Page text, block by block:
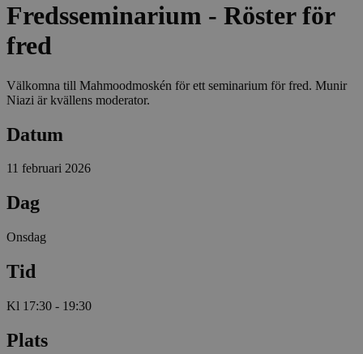
Fredsseminarium - Röster för
fred
Välkomna till Mahmoodmoskén för ett seminarium för fred. Munir
Niazi är kvällens moderator.
Datum
11 februari 2026
Dag
Onsdag
Tid
Kl 17:30 - 19:30
Plats